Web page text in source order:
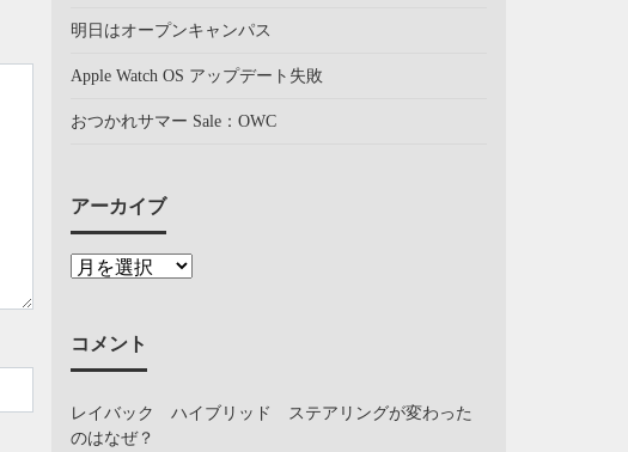
明日はオープンキャンパス
Apple Watch OS アップデート失敗
おつかれサマー Sale：OWC
アーカイブ
コメント
レイバック ハイブリッド ステアリングが変わった
のはなぜ？